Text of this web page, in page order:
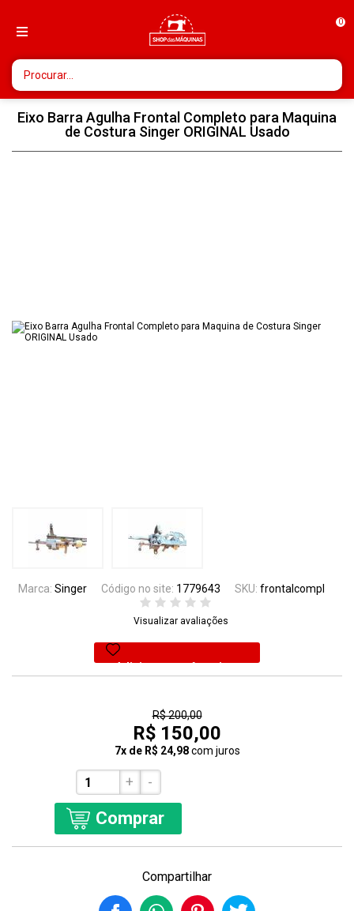
0
Eixo Barra Agulha Frontal Completo para Maquina
de Costura Singer ORIGINAL Usado
Marca: Singer Código no site: 1779643 SKU: frontalcompl
Visualizar avaliações
Adicionar aos favoritos
R$ 200,00
R$ 150,00
7x de R$ 24,98 com juros
+ -
Comprar
Compartilhar